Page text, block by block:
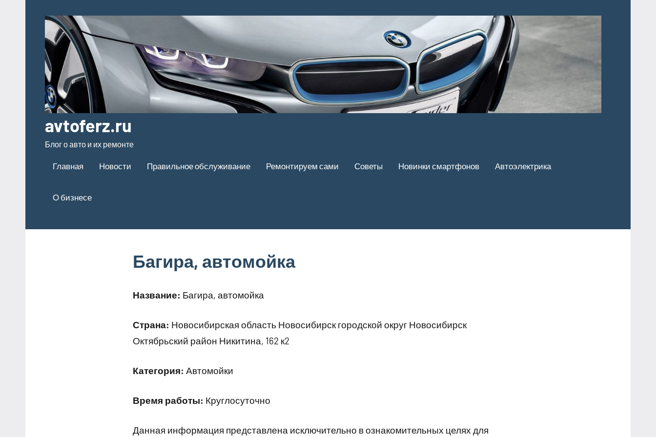
содержимому
avtoferz.ru
Блог о авто и их ремонте
Главная Новости Правильное обслуживание Ремонтируем сами Советы Новинки смартфонов Автоэлектрика
О бизнесе
Багира, автомойка
Название: Багира, автомойка
Страна: Новосибирская область Новосибирск городской округ Новосибирск
Октябрьский район Никитина, 162 к2
Категория: Автомойки
Время работы: Круглосуточно
Данная информация представлена исключительно в ознакомительных целях для